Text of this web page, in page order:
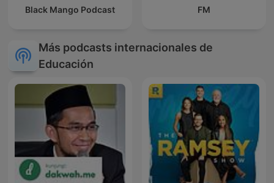
Black Mango Podcast FM
Más podcasts internacionales de
Educación